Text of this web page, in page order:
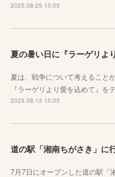
2025.08.25 15:05
夏は、戦争について考えること
『ラーゲリより愛を込めて』を
2025.08.13 15:05
道の駅「湘南ちがさき」に
7月7日にオープンした道の駅「